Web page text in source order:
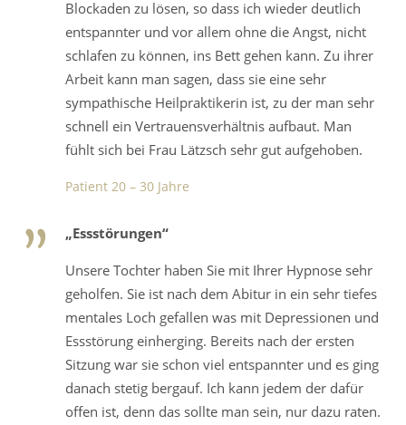
Blockaden zu lösen, so dass ich wieder deutlich
entspannter und vor allem ohne die Angst, nicht
schlafen zu können, ins Bett gehen kann. Zu ihrer
Arbeit kann man sagen, dass sie eine sehr
sympathische Heilpraktikerin ist, zu der man sehr
schnell ein Vertrauensverhältnis aufbaut. Man
fühlt sich bei Frau Lätzsch sehr gut aufgehoben.
Patient 20 – 30 Jahre
„Essstörungen“
Unsere Tochter haben Sie mit Ihrer Hypnose sehr
geholfen. Sie ist nach dem Abitur in ein sehr tiefes
mentales Loch gefallen was mit Depressionen und
Essstörung einherging. Bereits nach der ersten
Sitzung war sie schon viel entspannter und es ging
danach stetig bergauf. Ich kann jedem der dafür
offen ist, denn das sollte man sein, nur dazu raten.